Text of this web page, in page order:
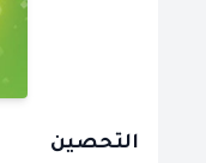
التحصين